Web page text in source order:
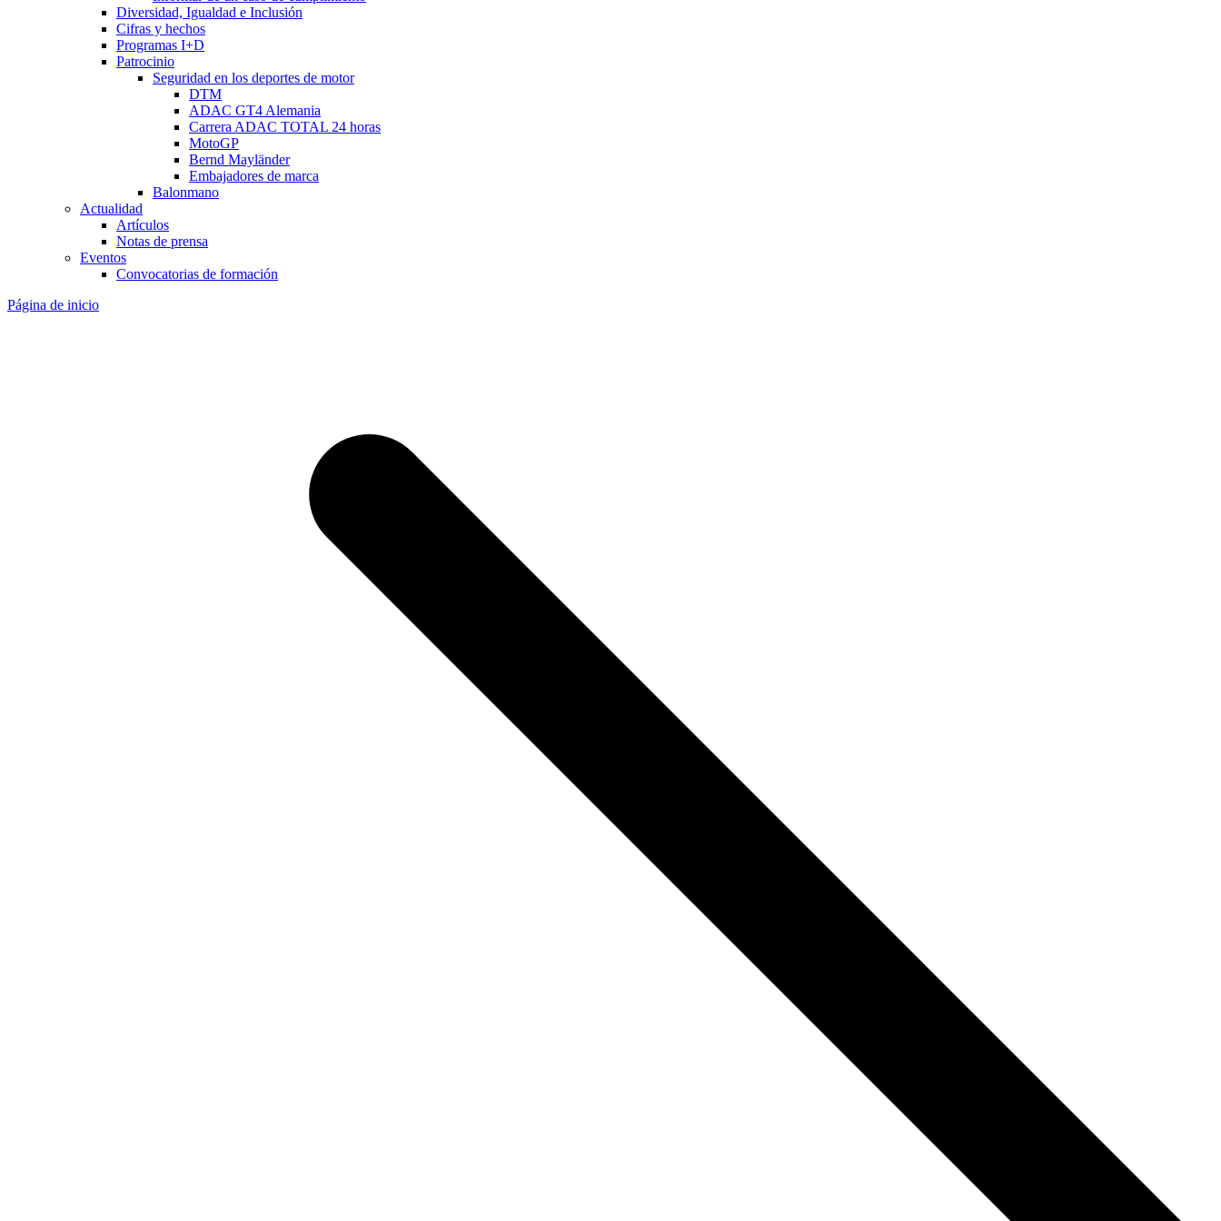
Diversidad, Igualdad e Inclusión
Cifras y hechos
Programas I+D
Patrocinio
Seguridad en los deportes de motor
DTM
ADAC GT4 Alemania
Carrera ADAC TOTAL 24 horas
MotoGP
Bernd Mayländer
Embajadores de marca
Balonmano
Actualidad
Artículos
Notas de prensa
Eventos
Convocatorias de formación
Página de inicio